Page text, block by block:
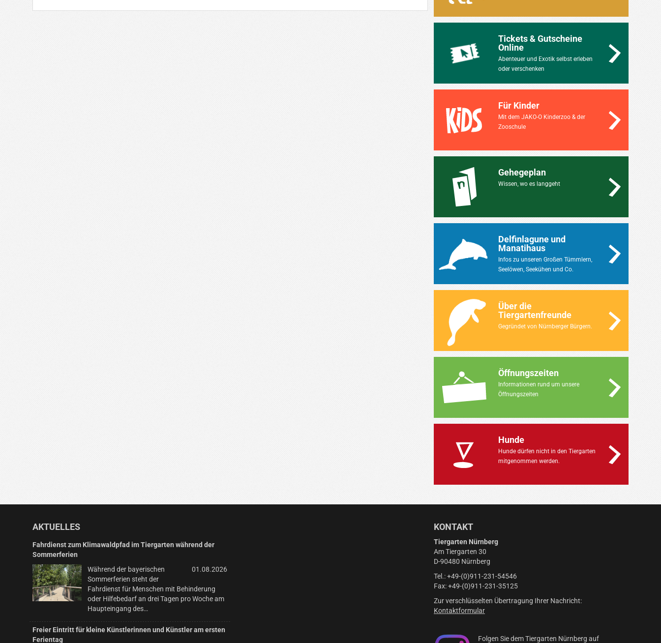
Tickets & Gutscheine
Online
Abenteuer und Exotik selbst erleben
oder verschenken
Für Kinder
Mit dem JAKO-O Kinderzoo & der
Zooschule
Gehegeplan
Wissen, wo es langgeht
Delfinlagune und
Manatihaus
Infos zu unseren Großen Tümmlern,
Seelöwen, Seekühen und Co.
Über die
Tiergartenfreunde
Gegründet von Nürnberger Bürgern.
Öffnungszeiten
Informationen rund um unsere
Öffnungszeiten
Hunde
Hunde dürfen nicht in den Tiergarten
mitgenommen werden.
AKTUELLES
Fahrdienst zum Klimawaldpfad im Tiergarten während der
Sommerferien
01.08.2026
Während der bayerischen
Sommerferien steht der
Fahrdienst für Menschen mit Behinderung
oder Hilfebedarf an drei Tagen pro Woche am
Haupteingang des…
Freier Eintritt für kleine Künstlerinnen und Künstler am ersten
Ferientag
KONTAKT
Tiergarten Nürnberg
Am Tiergarten 30
D-90480 Nürnberg
Tel.: +49-(0)911-231-54546
Fax: +49-(0)911-231-35125
Zur verschlüsselten Übertragung Ihrer Nachricht:
Kontaktformular
Folgen Sie dem Tiergarten Nürnberg auf